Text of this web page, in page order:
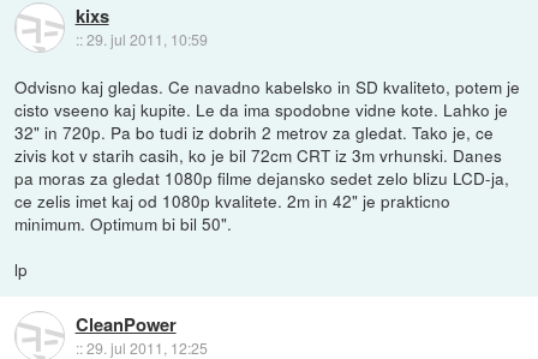
kixs
::29. jul 2011, 10:59
Odvisno kaj gledas. Ce navadno kabelsko in SD kvaliteto, potem je
cisto vseeno kaj kupite. Le da ima spodobne vidne kote. Lahko je
32" in 720p. Pa bo tudi iz dobrih 2 metrov za gledat. Tako je, ce
zivis kot v starih casih, ko je bil 72cm CRT iz 3m vrhunski. Danes
pa moras za gledat 1080p filme dejansko sedet zelo blizu LCD-ja,
ce zelis imet kaj od 1080p kvalitete. 2m in 42" je prakticno
minimum. Optimum bi bil 50".
lp
CleanPower
::29. jul 2011, 12:25